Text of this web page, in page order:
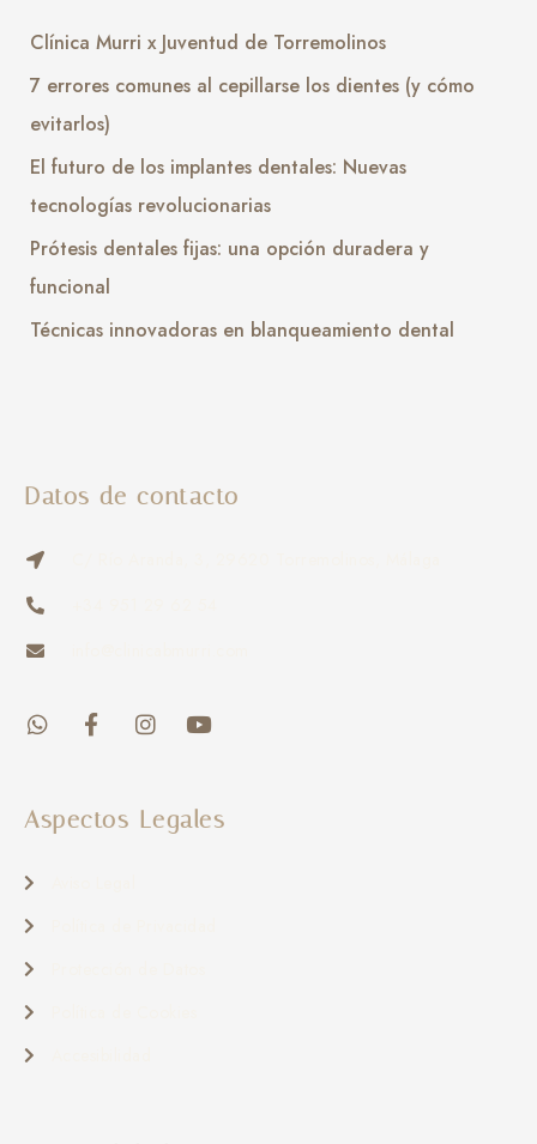
Clínica Murri x Juventud de Torremolinos
7 errores comunes al cepillarse los dientes (y cómo
evitarlos)
El futuro de los implantes dentales: Nuevas
tecnologías revolucionarias
Prótesis dentales fijas: una opción duradera y
funcional
Técnicas innovadoras en blanqueamiento dental
Datos de contacto
Aspectos Legales